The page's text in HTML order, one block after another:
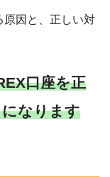
原因と、正しい対
口座を正
なります